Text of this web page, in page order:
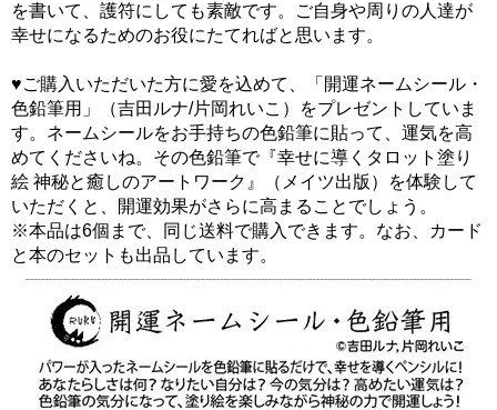
を書いて、護符にしても素敵です。ご自身や周りの人達が
幸せになるためのお役にたてればと思います。
♥ご購入いただいた方に愛を込めて、「開運ネームシール・
色鉛筆用」（吉田ルナ/片岡れいこ）をプレゼントしていま
す。ネームシールをお手持ちの色鉛筆に貼って、運気を高
めてくださいね。その色鉛筆で『幸せに導くタロット塗り
絵 神秘と癒しのアートワーク』（メイツ出版）を体験して
いただくと、開運効果がさらに高まることでしょう。
※本品は6個まで、同じ送料で購入できます。なお、カード
と本のセットも出品しています。